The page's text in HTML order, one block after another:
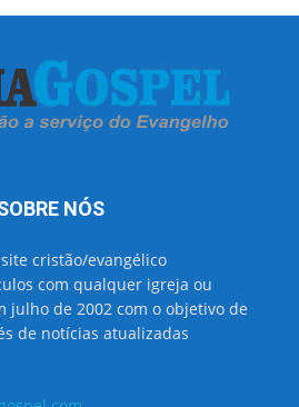
NÓS
cristão/evangélico
com qualquer igreja ou
julho de 2002 com o objetivo de
de notícias atualizadas